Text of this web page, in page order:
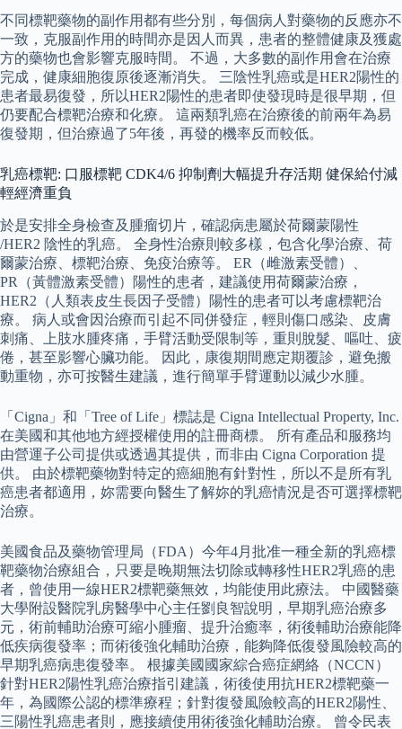
不同標靶藥物的副作用都有些分別，每個病人對藥物的反應亦不
一致，克服副作用的時間亦是因人而異，患者的整體健康及獲處
方的藥物也會影響克服時間。 不過，大多數的副作用會在治療
完成，健康細胞復原後逐漸消失。 三陰性乳癌或是HER2陽性的
患者最易復發，所以HER2陽性的患者即使發現時是很早期，但
仍要配合標靶治療和化療。 這兩類乳癌在治療後的前兩年為易
復發期，但治療過了5年後，再發的機率反而較低。
乳癌標靶: 口服標靶 CDK4/6 抑制劑大幅提升存活期 健保給付減
輕經濟重負
於是安排全身檢查及腫瘤切片，確認病患屬於荷爾蒙陽性
/HER2 陰性的乳癌。 全身性治療則較多樣，包含化學治療、荷
爾蒙治療、標靶治療、免疫治療等。 ER（雌激素受體）、
PR（黃體激素受體）陽性的患者，建議使用荷爾蒙治療，
HER2（人類表皮生長因子受體）陽性的患者可以考慮標靶治
療。 病人或會因治療而引起不同併發症，輕則傷口感染、皮膚
刺痛、上肢水腫疼痛，手臂活動受限制等，重則脫髮、嘔吐、疲
倦，甚至影響心臟功能。 因此，康復期間應定期覆診，避免搬
動重物，亦可按醫生建議，進行簡單手臂運動以減少水腫。
「Cigna」和「Tree of Life」標誌是 Cigna Intellectual Property, Inc.
在美國和其他地方經授權使用的註冊商標。 所有產品和服務均
由營運子公司提供或透過其提供，而非由 Cigna Corporation 提
供。 由於標靶藥物對特定的癌細胞有針對性，所以不是所有乳
癌患者都適用，妳需要向醫生了解妳的乳癌情況是否可選擇標靶
治療。
美國食品及藥物管理局（FDA）今年4月批准一種全新的乳癌標
靶藥物治療組合，只要是晚期無法切除或轉移性HER2乳癌的患
者，曾使用一線HER2標靶藥無效，均能使用此療法。 中國醫藥
大學附設醫院乳房醫學中心主任劉良智說明，早期乳癌治療多
元，術前輔助治療可縮小腫瘤、提升治癒率，術後輔助治療能降
低疾病復發率；而術後強化輔助治療，能夠降低復發風險較高的
早期乳癌病患復發率。 根據美國國家綜合癌症網絡（NCCN）
針對HER2陽性乳癌治療指引建議，術後使用抗HER2標靶藥一
年，為國際公認的標準療程；針對復發風險較高的HER2陽性、
三陽性乳癌患者則，應接續使用術後強化輔助治療。 曾令民表